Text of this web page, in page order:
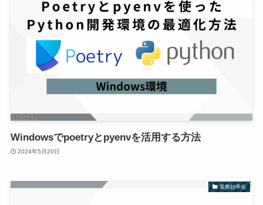
Windowsでpoetryとpyenvを活用する方法
2024年5月20日
業務効率化